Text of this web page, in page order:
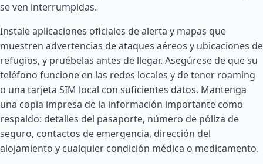
se ven interrumpidas.
Instale aplicaciones oficiales de alerta y mapas que
muestren advertencias de ataques aéreos y ubicaciones de
refugios, y pruébelas antes de llegar. Asegúrese de que su
teléfono funcione en las redes locales y de tener roaming
o una tarjeta SIM local con suficientes datos. Mantenga
una copia impresa de la información importante como
respaldo: detalles del pasaporte, número de póliza de
seguro, contactos de emergencia, dirección del
alojamiento y cualquier condición médica o medicamento.